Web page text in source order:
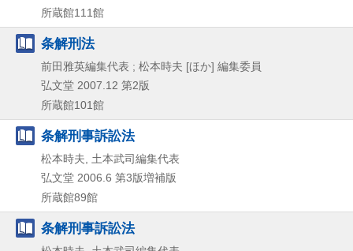
所蔵館111館
条解刑法
前田雅英編集代表 ; 松本時夫 [ほか] 編集委員
弘文堂 2007.12 第2版
所蔵館101館
条解刑事訴訟法
松本時夫, 土本武司編集代表
弘文堂 2006.6 第3版増補版
所蔵館89館
条解刑事訴訟法